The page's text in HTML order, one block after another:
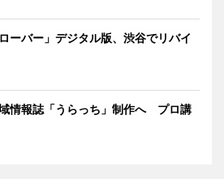
ーバー」デジタル版、渋谷でリバイ
情報誌「うらっち」制作へ プロ講